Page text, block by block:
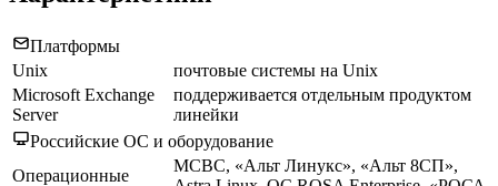
Платформы
Unix
почтовые системы на Unix
Microsoft Exchange
Server
поддерживается отдельным продуктом
линейки
Российские ОС и оборудование
Операционные
МСВС, «Альт Линукс», «Альт 8СП»,